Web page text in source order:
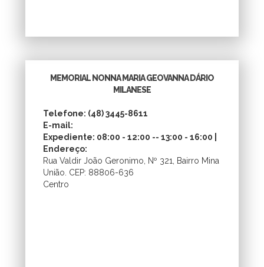
MEMORIAL NONNA MARIA GEOVANNA DÁRIO
MILANESE
Telefone: (48) 3445-8611
E-mail:
Expediente: 08:00 - 12:00 -- 13:00 - 16:00 |
Endereço:
Rua Valdir João Geronimo, Nº 321, Bairro Mina
União. CEP: 88806-636
Centro